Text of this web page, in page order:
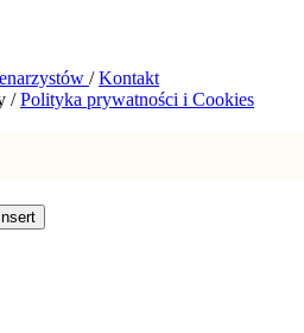
/ Kontakt
/ Polityka prywatności i Cookies
Insert